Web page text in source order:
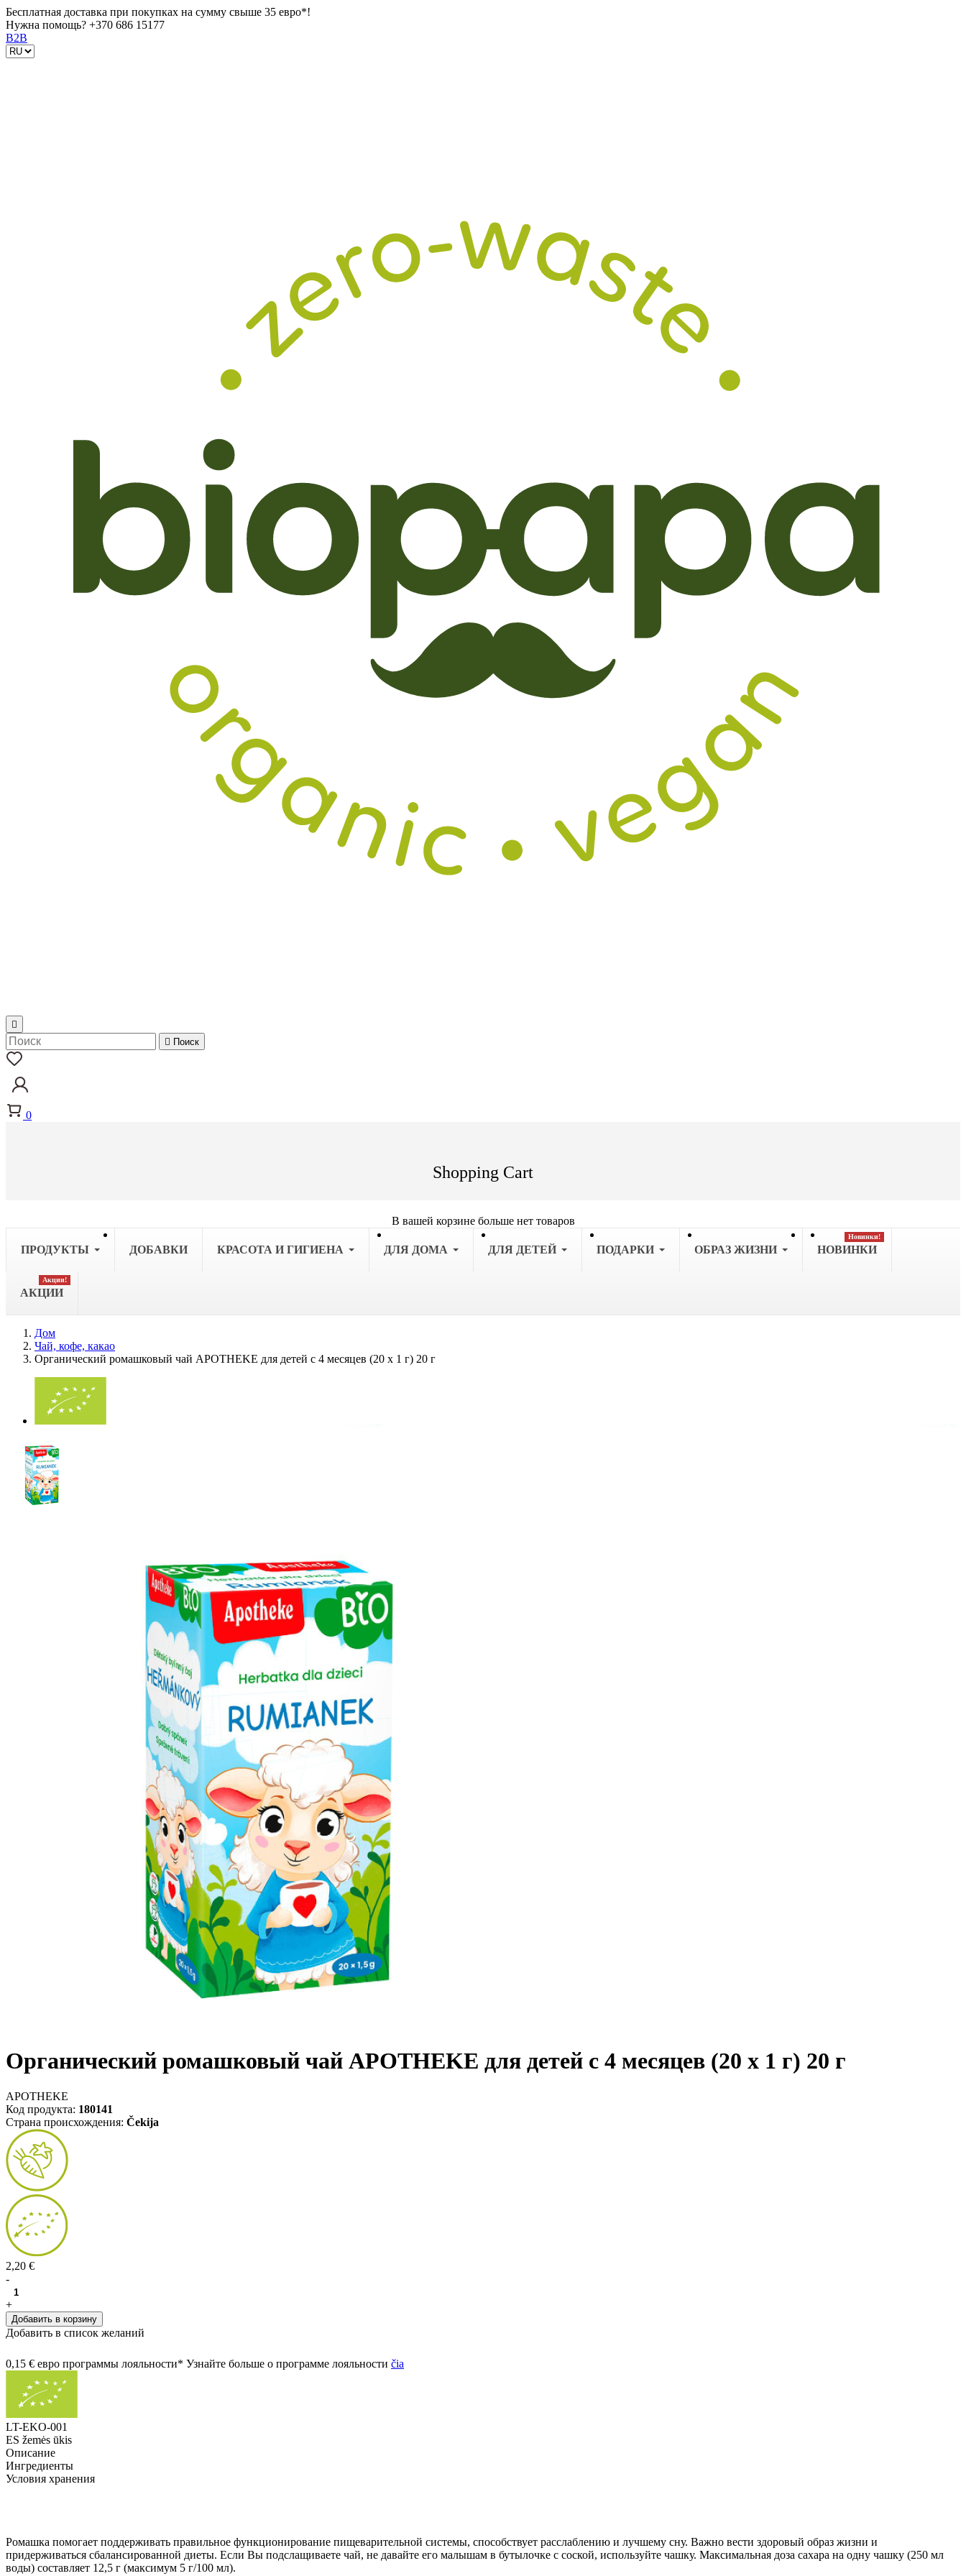
Бесплатная доставка при покупках на сумму свыше 35 евро*!
Нужна помощь? +370 686 15177
B2B

 Поиск
0
Shopping Cart
В вашей корзине больше нет товаров
ПРОДУКТЫ ДОБАВКИ КРАСОТА И ГИГИЕНА ДЛЯ ДОМА ДЛЯ ДЕТЕЙ ПОДАРКИ OБРАЗ ЖИЗНИ НОВИНКИ
Новинки!
АКЦИИ
Акции!
Дом
Чай, кофе, какао
Органический ромашковый чай APOTHEKE для детей с 4 месяцев (20 х 1 г) 20 г
Органический ромашковый чай APOTHEKE для детей с 4 месяцев (20 х 1 г) 20 г
APOTHEKE
Код продукта: 180141
Страна происхождения: Čekija
2,20 €
-
+
Добавить в корзину
Добавить в список желаний
0,15 € евро программы лояльности* Узнайте больше о программе лояльности čia
LT-EKO-001
ES žemės ūkis
Описание
Ингредиенты
Условия хранения
Ромашка помогает поддерживать правильное функционирование пищеварительной системы, способствует расслаблению и лучшему сну. Важно вести здоровый образ жизни и
придерживаться сбалансированной диеты. Если Вы подслащиваете чай, не давайте его малышам в бутылочке с соской, используйте чашку. Максимальная доза сахара на одну чашку (250 мл
воды) составляет 12,5 г (максимум 5 г/100 мл).